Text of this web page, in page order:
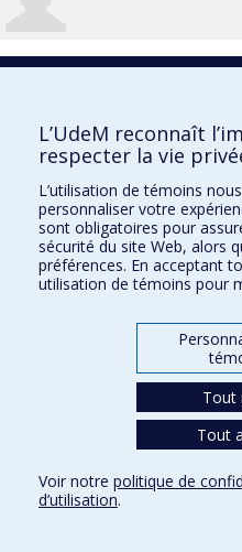
HIGGS Tamsin
JOUBERT Sven
JOUSSEMET Mireille
L’UdeM reconnaît
respecter la vie
L’utilisation de témoins
personnaliser votre
sont obligatoires pour
sécurité du site Web, alors
préférences. En acceptant
utilisation de témoins pour
Tout
Tout
Voir notre politique de
d’utilisation.